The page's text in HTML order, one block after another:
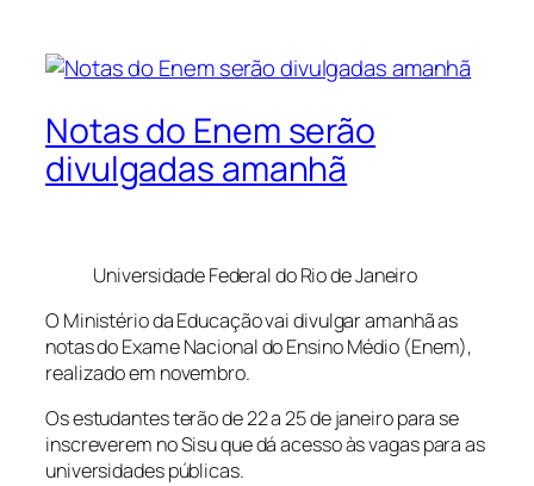
Notas do Enem serão
divulgadas amanhã
Universidade Federal do Rio de Janeiro
O Ministério da Educação vai divulgar amanhã as
notas do Exame Nacional do Ensino Médio (Enem),
realizado em novembro.
Os estudantes terão de 22 a 25 de janeiro para se
inscreverem no Sisu que dá acesso às vagas para as
universidades públicas.